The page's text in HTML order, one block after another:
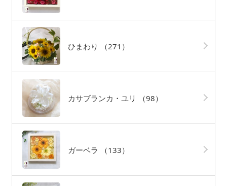
ひまわり （271）
カサブランカ・ユリ （98）
ガーベラ （133）